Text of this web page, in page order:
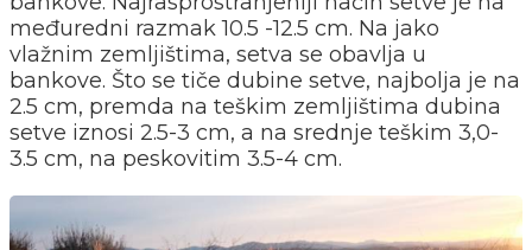
međuredni razmak 10.5 -12.5 cm. Na jako
vlažnim zemljištima, setva se obavlja u
bankove. Što se tiče dubine setve, najbolja je na
2.5 cm, premda na teškim zemljištima dubina
setve iznosi 2.5-3 cm, a na srednje teškim 3,0-
3.5 cm, na peskovitim 3.5-4 cm.